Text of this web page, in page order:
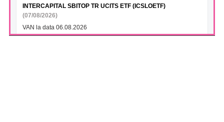
INTERCAPITAL SBITOP TR UCITS ETF (ICSLOETF)
(07/08/2026)
VAN la data 06.08.2026